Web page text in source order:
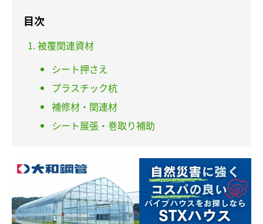
目次
被覆関連資材
シート押さえ
プラスチック杭
補修材・関連材
シート展張・巻取り補助